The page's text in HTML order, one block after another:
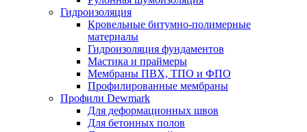
Гидроизоляция
Кровельные битумно-полимерные
материалы
Гидроизоляция фундаментов
Мастика и праймеры
Мембраны ПВХ, ТПО и ФПО
Профилированные мембраны
Профили Dewmark
Для деформационных швов
Для бетонных полов